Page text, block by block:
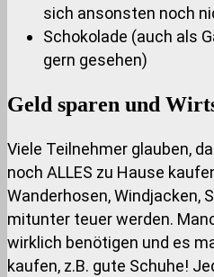
sich ansonsten noch
Schokolade (auch als
gern gesehen)
Geld sparen und
Viele Teilnehmer glauben,
noch ALLES zu Hause
Wanderhosen, Windjacken,
mitunter teuer werden.
wirklich benötigen und es
kaufen, z.B. gute Schuhe!